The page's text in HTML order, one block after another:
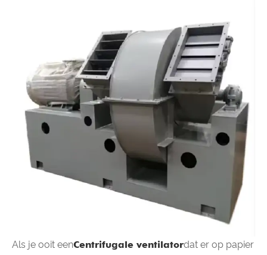
Als je ooit eenCentrifugale ventilatordat er op papier